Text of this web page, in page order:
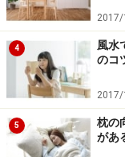
また、「実現する
おすすめです。
材を探している
にはマイナスの
のも効果的です。
4
風水
のコ
5
枕の
があ